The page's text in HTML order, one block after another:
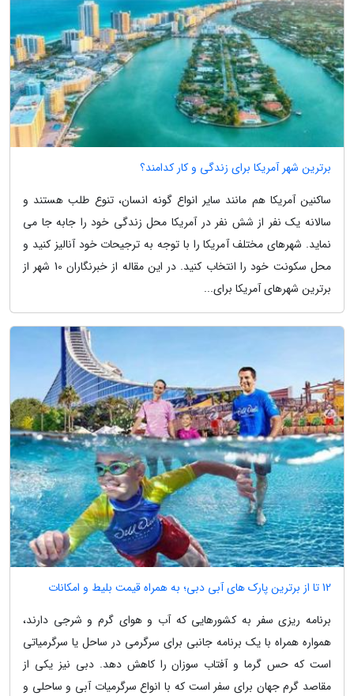
برترین شهر آمریکا برای زندگی و کار کدامند؟
ساکنین آمریکا هم مانند سایر انواع گونه انسان، تنوع طلب هستند و
سالانه یک نفر از شش نفر در آمریکا محل زندگی خود را جابه جا می
نماید. شهرهای مختلف آمریکا را با توجه به ترجیحات خود آنالیز کنید و
محل سکونت خود را انتخاب کنید. در این مقاله از خبرنگاران 10 شهر از
برترین شهرهای آمریکا برای...
12 تا از برترین پارک های آبی دبی؛ به همراه قیمت بلیط و امکانات
برنامه ریزی سفر به کشورهایی که آب و هوای گرم و شرجی دارند،
همواره همراه با یک برنامه جانبی برای سرگرمی در ساحل یا سرگرمیاتی
است که حس گرما و آفتاب سوزان را کاهش دهد. دبی نیز یکی از
مقاصد گرم جهان برای سفر است که با انواع سرگرمیات آبی و ساحلی و